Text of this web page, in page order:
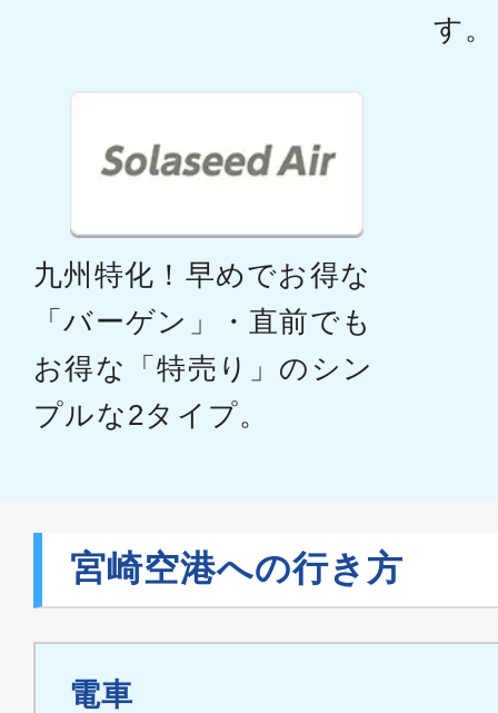
す。
九州特化！早めでお得な
「バーゲン」・直前でも
お得な「特売り」のシン
プルな2タイプ。
宮崎空港への行き方
電車